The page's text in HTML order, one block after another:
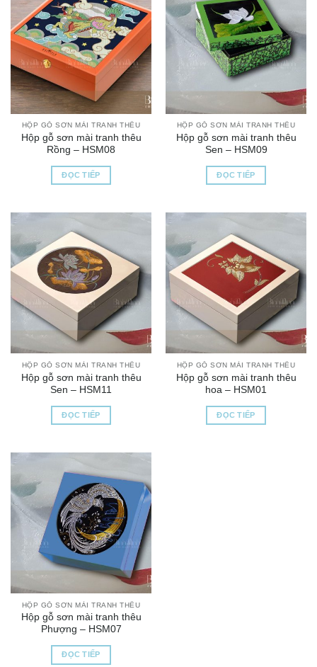
HỘP GỖ SƠN MÀI TRANH THÊU
Hộp gỗ sơn mài tranh thêu
Rồng – HSM08
ĐỌC TIẾP
HỘP GỖ SƠN MÀI TRANH THÊU
Hộp gỗ sơn mài tranh thêu
Sen – HSM09
ĐỌC TIẾP
HỘP GỖ SƠN MÀI TRANH THÊU
Hộp gỗ sơn mài tranh thêu
Sen – HSM11
ĐỌC TIẾP
HỘP GỖ SƠN MÀI TRANH THÊU
Hộp gỗ sơn mài tranh thêu
hoa – HSM01
ĐỌC TIẾP
HỘP GỖ SƠN MÀI TRANH THÊU
Hộp gỗ sơn mài tranh thêu
Phượng – HSM07
ĐỌC TIẾP